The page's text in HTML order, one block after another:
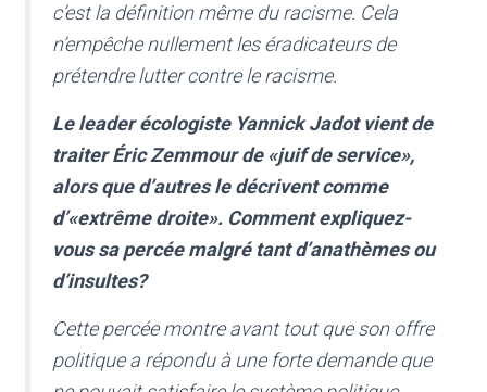
c’est la définition même du racisme. Cela
n’empêche nullement les éradicateurs de
prétendre lutter contre le racisme.
Le leader écologiste Yannick Jadot vient de
traiter Éric Zemmour de «juif de service»,
alors que d’autres le décrivent comme
d’«extrême droite». Comment expliquez-
vous sa percée malgré tant d’anathèmes ou
d’insultes?
Cette percée montre avant tout que son offre
politique a répondu à une forte demande que